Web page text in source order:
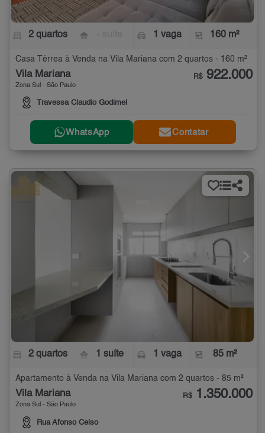
2 quartos 1 vaga 160 m²
Casa Térrea à Venda na Vila Mariana com 2 quartos - 160 m²
Vila Mariana
Zona Sul - São Paulo
Travessa Claudio Godimel
R$ 922.000
WhatsApp Contatar
2 quartos 1 suíte 1 vaga 85 m²
Apartamento à Venda na Vila Mariana com 2 quartos - 85 m²
Vila Mariana
Zona Sul - São Paulo
Rua Afonso Celso
R$ 1.350.000